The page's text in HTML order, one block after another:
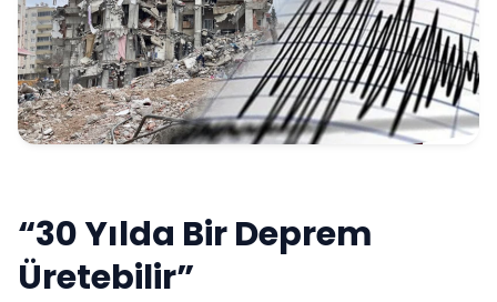
“30 Yılda Bir Deprem
Üretebilir”